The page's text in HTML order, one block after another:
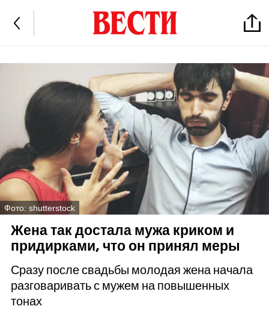
Фото: shutterstock
Жена так достала мужа криком и
придирками, что он принял меры
Сразу после свадьбы молодая жена начала
разговаривать с мужем на повышенных
тонах